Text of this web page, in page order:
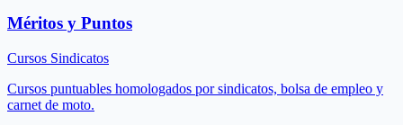
Méritos y Puntos
Cursos Sindicatos
Cursos puntuables homologados por sindicatos, bolsa de empleo y
carnet de moto.